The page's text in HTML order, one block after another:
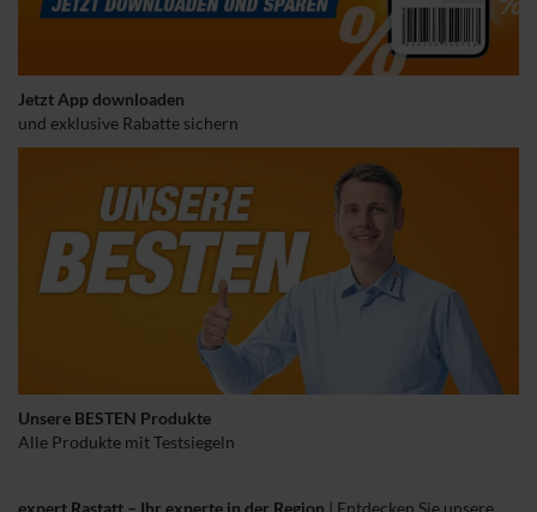
Jetzt App downloaden
und exklusive Rabatte sichern
Unsere BESTEN Produkte
Alle Produkte mit Testsiegeln